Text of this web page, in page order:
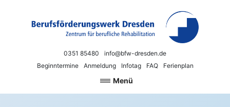
0351 85480
info@bfw-dresden.de
Beginntermine
Anmeldung Infotag FAQ Ferienplan
Berufsförderungswerk Dresden
Neue Chancen für Beruf und Arbeit
Menü